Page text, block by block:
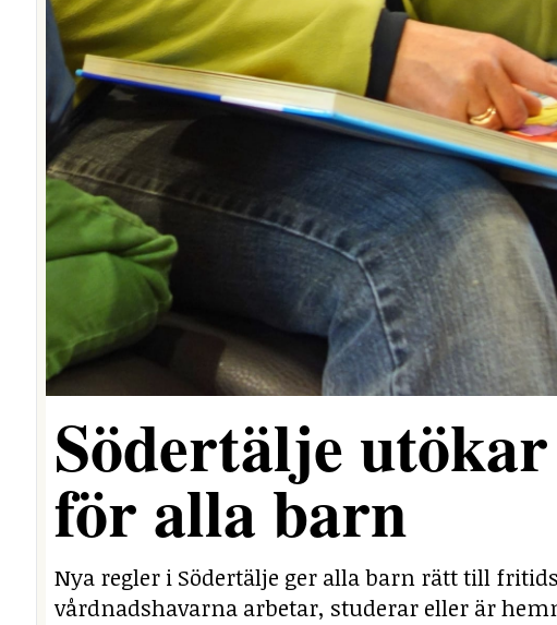
Södertälje
för alla barn
Nya regler i Södertälje ger alla barn rätt till
vårdnadshavarna arbetar, studerar eller är